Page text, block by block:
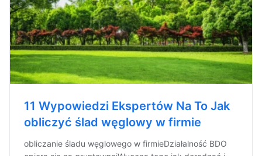
11 Wypowiedzi Ekspertów Na To Jak
obliczyć ślad węglowy w firmie
obliczanie śladu węglowego w firmieDziałalność BDO